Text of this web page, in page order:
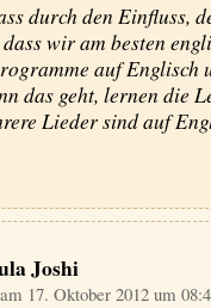
durch den Einfluss,
wir am besten
auf
das geht, lernen die
Lieder sind auf
Joshi
17. Oktober 2012 um